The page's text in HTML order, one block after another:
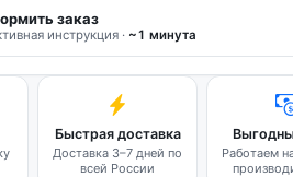
заказ
инструкция · ~1 минута
Быстрая доставка
Доставка 3–7 дней по
всей России
Работаем